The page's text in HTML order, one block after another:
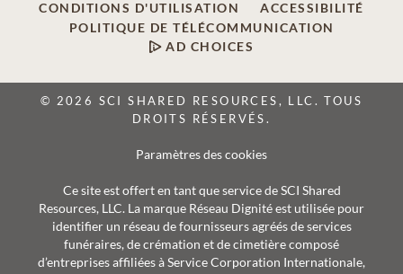
CONDITIONS D'UTILISATION
ACCESSIBILITÉ
POLITIQUE DE TÉLÉCOMMUNICATION
AD CHOICES
© 2026 SCI SHARED RESOURCES, LLC. TOUS
DROITS RÉSERVÉS.
Paramètres des cookies
Ce site est offert en tant que service de SCI Shared
Resources, LLC. La marque Réseau Dignité est utilisée pour
identifier un réseau de fournisseurs agréés de services
funéraires, de crémation et de cimetière composé
d’entreprises affiliées à Service Corporation Internationale,